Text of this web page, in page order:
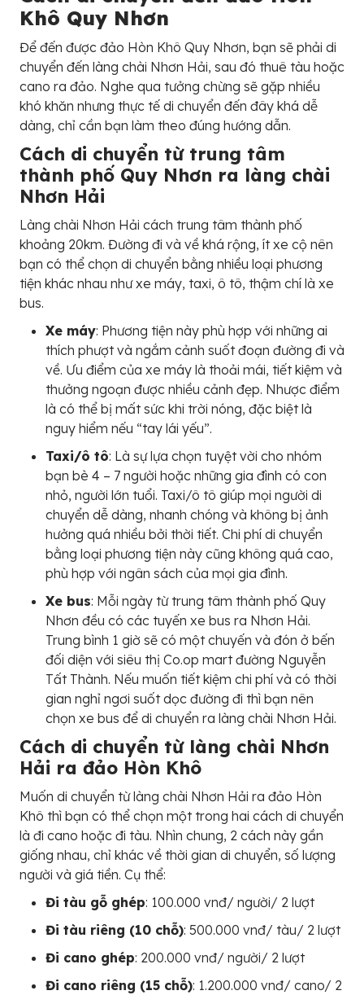
Khô Quy Nhơn
Để đến được đảo Hòn Khô Quy Nhơn, bạn sẽ phải di
chuyển đến làng chài Nhơn Hải, sau đó thuê tàu hoặc
cano ra đảo. Nghe qua tưởng chừng sẽ gặp nhiều
khó khăn nhưng thực tế di chuyển đến đây khá dễ
dàng, chỉ cần bạn làm theo đúng hướng dẫn.
Cách di chuyển từ trung tâm
thành phố Quy Nhơn ra làng chài
Nhơn Hải
Làng chài Nhơn Hải cách trung tâm thành phố
khoảng 20km. Đường đi và về khá rộng, ít xe cộ nên
bạn có thể chọn di chuyển bằng nhiều loại phương
tiện khác nhau như xe máy, taxi, ô tô, thậm chí là xe
bus.
Xe máy: Phương tiện này phù hợp với những ai
thích phượt và ngắm cảnh suốt đoạn đường đi và
về. Ưu điểm của xe máy là thoải mái, tiết kiệm và
thưởng ngoạn được nhiều cảnh đẹp. Nhược điểm
là có thể bị mất sức khi trời nóng, đặc biệt là
nguy hiểm nếu “tay lái yếu”.
Taxi/ô tô: Là sự lựa chọn tuyệt vời cho nhóm
bạn bè 4 – 7 người hoặc những gia đình có con
nhỏ, người lớn tuổi. Taxi/ô tô giúp mọi người di
chuyển dễ dàng, nhanh chóng và không bị ảnh
hưởng quá nhiều bởi thời tiết. Chi phí di chuyển
bằng loại phương tiện này cũng không quá cao,
phù hợp với ngân sách của mọi gia đình.
Xe bus: Mỗi ngày từ trung tâm thành phố Quy
Nhơn đều có các tuyến xe bus ra Nhơn Hải.
Trung bình 1 giờ sẽ có một chuyến và đón ở bến
đối diện với siêu thị Co.op mart đường Nguyễn
Tất Thành. Nếu muốn tiết kiệm chi phí và có thời
gian nghỉ ngơi suốt dọc đường đi thì bạn nên
chọn xe bus để di chuyển ra làng chài Nhơn Hải.
Cách di chuyển từ làng chài Nhơn
Hải ra đảo Hòn Khô
Muốn di chuyển từ làng chài Nhơn Hải ra đảo Hòn
Khô thì bạn có thể chọn một trong hai cách di chuyển
là đi cano hoặc đi tàu. Nhìn chung, 2 cách này gần
giống nhau, chỉ khác về thời gian di chuyển, số lượng
người và giá tiền. Cụ thể:
Đi tàu gỗ ghép: 100.000 vnđ/ người/ 2 lượt
Đi tàu riêng (10 chỗ): 500.000 vnđ/ tàu/ 2 lượt
Đi cano ghép: 200.000 vnđ/ người/ 2 lượt
Đi cano riêng (15 chỗ): 1.200.000 vnđ/ cano/ 2